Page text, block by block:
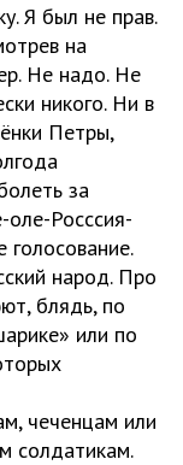
Я был не прав.
на
Не надо. Не
никого. Ни в
Петры,
за
Росссия-
народ. Про
блядь, по
или по
чеченцам или
солдатикам.